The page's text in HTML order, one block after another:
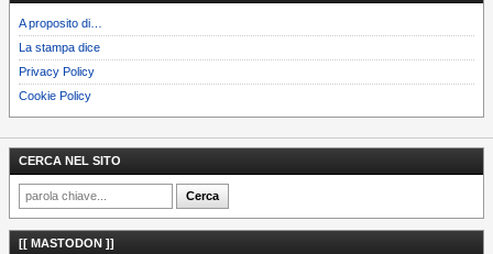
A proposito di…
La stampa dice
Privacy Policy
Cookie Policy
CERCA NEL SITO
[[ MASTODON ]]